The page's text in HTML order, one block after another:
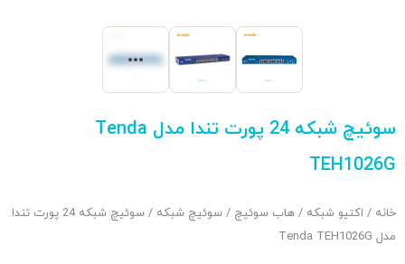
سوئیچ شبکه 24 پورت تندا مدل Tenda
TEH1026G
خانه / اکتیو شبکه / هاب سوئیچ / سوئیچ شبکه
/ سوئیچ شبکه 24 پورت تندا
مدل Tenda TEH1026G